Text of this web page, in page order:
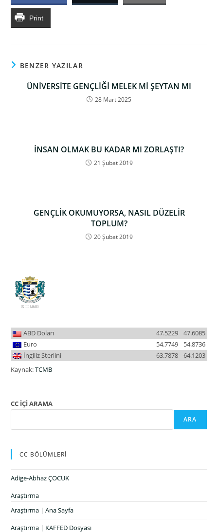
Print
BENZER YAZILAR
ÜNİVERSİTE GENÇLİĞİ MELEK Mİ ŞEYTAN MI
28 Mart 2025
İNSAN OLMAK BU KADAR MI ZORLAŞTI?
21 Şubat 2019
GENÇLİK OKUMUYORSA, NASIL DÜZELİR
TOPLUM?
20 Şubat 2019
ABD Doları 47.6085
47.5229
Euro
54.8736
54.7749
İngiliz Sterlini
64.1203
63.7878
Kaynak:TCMB
CC İÇİ ARAMA
ARA
CC BÖLÜMLERİ
Adige-Abhaz ÇOCUK
Araştırma
Araştırma | Ana Sayfa
Araştırma | KAFFED Dosyası